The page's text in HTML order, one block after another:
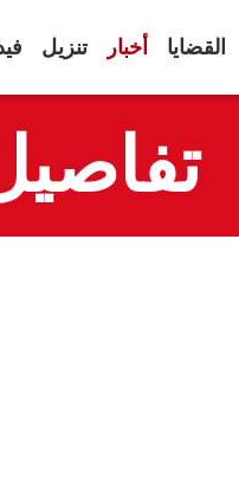
القضايا أخبار تنزيل